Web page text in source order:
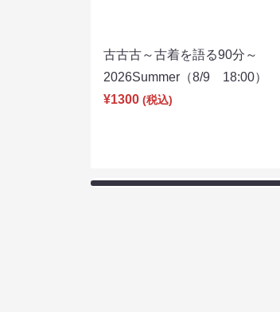
古古古～古着を語る90分～
2026Summer（8/9 18:00）
¥1300 (税込)